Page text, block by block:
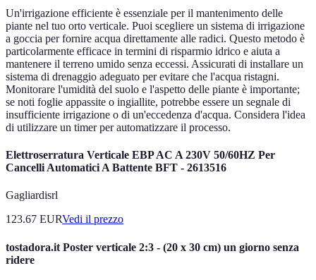
Un'irrigazione efficiente è essenziale per il mantenimento delle
piante nel tuo orto verticale. Puoi scegliere un sistema di irrigazione
a goccia per fornire acqua direttamente alle radici. Questo metodo è
particolarmente efficace in termini di risparmio idrico e aiuta a
mantenere il terreno umido senza eccessi. Assicurati di installare un
sistema di drenaggio adeguato per evitare che l'acqua ristagni.
Monitorare l'umidità del suolo e l'aspetto delle piante è importante;
se noti foglie appassite o ingiallite, potrebbe essere un segnale di
insufficiente irrigazione o di un'eccedenza d'acqua. Considera l'idea
di utilizzare un timer per automatizzare il processo.
Elettroserratura Verticale EBP AC A 230V 50/60HZ Per
Cancelli Automatici A Battente BFT - 2613516
Gagliardisrl
123.67 EURVedi il prezzo
tostadora.it Poster verticale 2:3 - (20 x 30 cm) un giorno senza
ridere